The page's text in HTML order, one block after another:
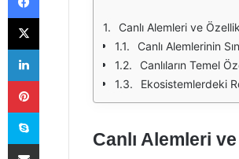
Canlı Alemleri ve
Canlı Alemlerinin
Canlıların Temel
Ekosistemlerdeki
Canlı Alemleri
X
LinkedIn
Pinterest
Skype
E-Posta ile paylaş